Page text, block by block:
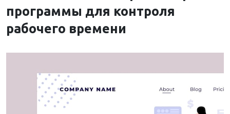
программы для контроля
рабочего времени